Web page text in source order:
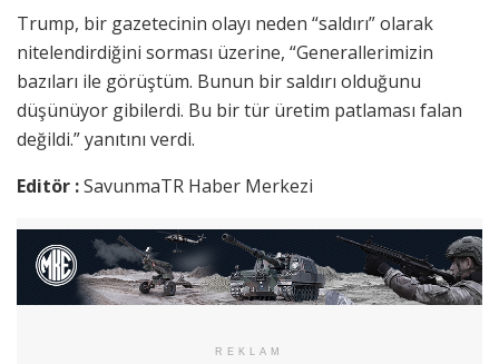
Trump, bir gazetecinin olayı neden “saldırı” olarak
nitelendirdiğini sorması üzerine, “Generallerimizin
bazıları ile görüştüm. Bunun bir saldırı olduğunu
düşünüyor gibilerdi. Bu bir tür üretim patlaması falan
değildi.” yanıtını verdi.
Editör :SavunmaTR Haber Merkezi
REKLAM